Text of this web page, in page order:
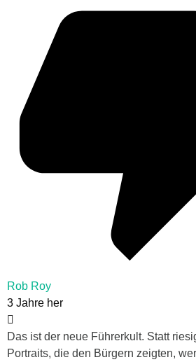
Rob Roy
3 Jahre her
Das ist der neue Führerkult. Statt
Portraits, die den Bürgern zeigten,